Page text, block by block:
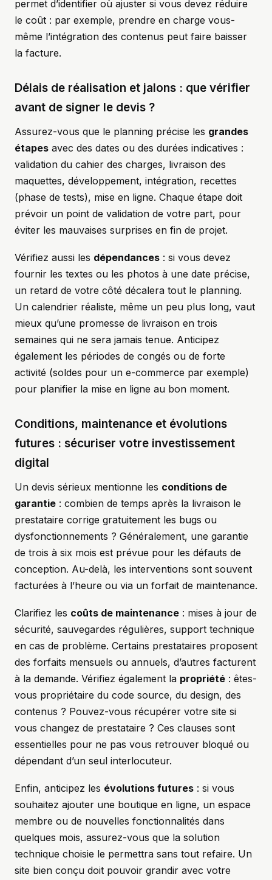
permet d’identifier où ajuster si vous devez réduire
le coût : par exemple, prendre en charge vous-
même l’intégration des contenus peut faire baisser
la facture.
Délais de réalisation et jalons : que vérifier
avant de signer le devis ?
Assurez-vous que le planning précise les grandes
étapes avec des dates ou des durées indicatives :
validation du cahier des charges, livraison des
maquettes, développement, intégration, recettes
(phase de tests), mise en ligne. Chaque étape doit
prévoir un point de validation de votre part, pour
éviter les mauvaises surprises en fin de projet.
Vérifiez aussi les dépendances : si vous devez
fournir les textes ou les photos à une date précise,
un retard de votre côté décalera tout le planning.
Un calendrier réaliste, même un peu plus long, vaut
mieux qu’une promesse de livraison en trois
semaines qui ne sera jamais tenue. Anticipez
également les périodes de congés ou de forte
activité (soldes pour un e-commerce par exemple)
pour planifier la mise en ligne au bon moment.
Conditions, maintenance et évolutions
futures : sécuriser votre investissement
digital
Un devis sérieux mentionne les conditions de
garantie : combien de temps après la livraison le
prestataire corrige gratuitement les bugs ou
dysfonctionnements ? Généralement, une garantie
de trois à six mois est prévue pour les défauts de
conception. Au-delà, les interventions sont souvent
facturées à l’heure ou via un forfait de maintenance.
Clarifiez les coûts de maintenance : mises à jour de
sécurité, sauvegardes régulières, support technique
en cas de problème. Certains prestataires proposent
des forfaits mensuels ou annuels, d’autres facturent
à la demande. Vérifiez également la propriété : êtes-
vous propriétaire du code source, du design, des
contenus ? Pouvez-vous récupérer votre site si
vous changez de prestataire ? Ces clauses sont
essentielles pour ne pas vous retrouver bloqué ou
dépendant d’un seul interlocuteur.
Enfin, anticipez les évolutions futures : si vous
souhaitez ajouter une boutique en ligne, un espace
membre ou de nouvelles fonctionnalités dans
quelques mois, assurez-vous que la solution
technique choisie le permettra sans tout refaire. Un
site bien conçu doit pouvoir grandir avec votre